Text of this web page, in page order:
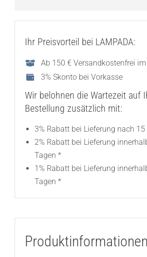
Ihr Preisvorteil bei LAMPADA:
Ab 150 € Versandkostenfrei
3% Skonto bei Vorkasse
Wir belohnen die Wartezeit auf
Bestellung zusätzlich mit:
3% Rabatt bei Lieferung nach
2% Rabatt bei Lieferung
Tagen *
1% Rabatt bei Lieferung
Tagen *
Produktinformationen